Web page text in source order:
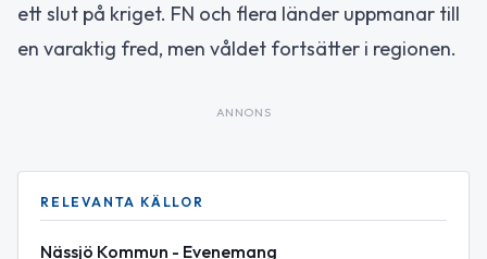
ett slut på kriget. FN och flera länder uppmanar till
en varaktig fred, men våldet fortsätter i regionen.
ANNONS
RELEVANTA KÄLLOR
Nässjö Kommun - Evenemang